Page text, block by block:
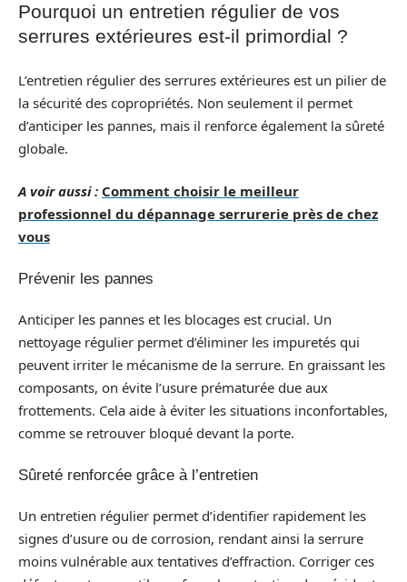
Pourquoi un entretien régulier de vos
serrures extérieures est-il primordial ?
L’entretien régulier des serrures extérieures est un pilier de
la sécurité des copropriétés. Non seulement il permet
d’anticiper les pannes, mais il renforce également la sûreté
globale.
A voir aussi : Comment choisir le meilleur
professionnel du dépannage serrurerie près de chez
vous
Prévenir les pannes
Anticiper les pannes et les blocages est crucial. Un
nettoyage régulier permet d’éliminer les impuretés qui
peuvent irriter le mécanisme de la serrure. En graissant les
composants, on évite l’usure prématurée due aux
frottements. Cela aide à éviter les situations inconfortables,
comme se retrouver bloqué devant la porte.
Sûreté renforcée grâce à l’entretien
Un entretien régulier permet d’identifier rapidement les
signes d’usure ou de corrosion, rendant ainsi la serrure
moins vulnérable aux tentatives d’effraction. Corriger ces